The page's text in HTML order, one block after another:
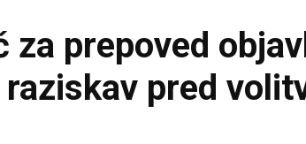
za prepoved
pred